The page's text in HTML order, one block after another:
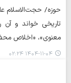
حوزه/ حجت‌الاسلام
تاریخی خواند و آن
معنوی»، «اخلاص
۱۴۰۴-۱۱-۰۴ ۰۲:۲۴